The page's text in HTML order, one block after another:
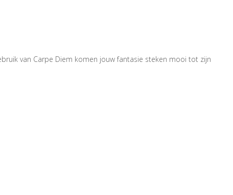
van Carpe Diem komen jouw fantasie steken mooi tot zijn